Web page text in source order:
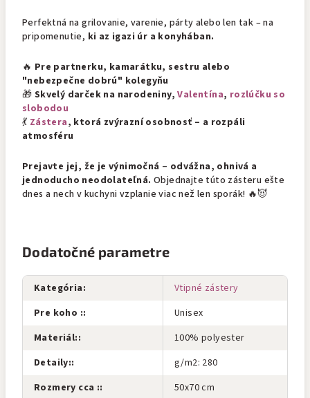
Perfektná na grilovanie, varenie, párty alebo len tak – na
pripomenutie, ki az igazi úr a konyhában.
🔥 Pre partnerku, kamarátku, sestru alebo
"nebezpečne dobrú" kolegyňu
🎁 Skvelý darček na narodeniny,Valentína, rozlúčku so
slobodou
💃 Zástera, ktorá zvýrazní osobnosť – a rozpáli
atmosféru
Prejavte jej, že je výnimočná – odvážna, ohnivá a
jednoducho neodolateľná. Objednajte túto zásteru ešte
dnes a nech v kuchyni vzplanie viac než len sporák! 🔥😈
Dodatočné parametre
Kategória:
Vtipné zástery
Pre koho ::
Unisex
Materiál::
100% polyester
Detaily::
g/m2: 280
Rozmery cca :: 50x70 cm